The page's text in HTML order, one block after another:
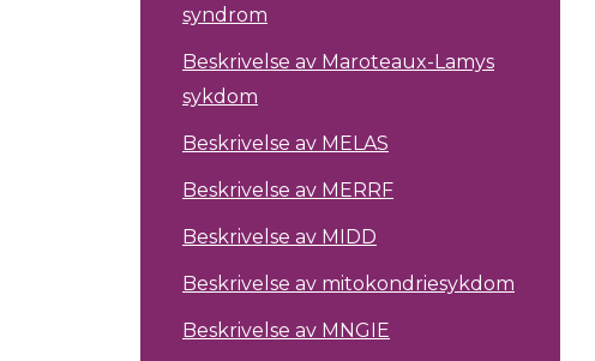
syndrom
Beskrivelse av Maroteaux-Lamys
sykdom
Beskrivelse av MELAS
Beskrivelse av MERRF
Beskrivelse av MIDD
Beskrivelse av mitokondriesykdom
Beskrivelse av MNGIE